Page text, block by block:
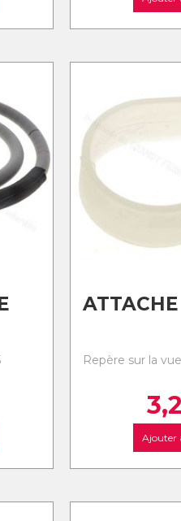
Repère sur la
Ajouter